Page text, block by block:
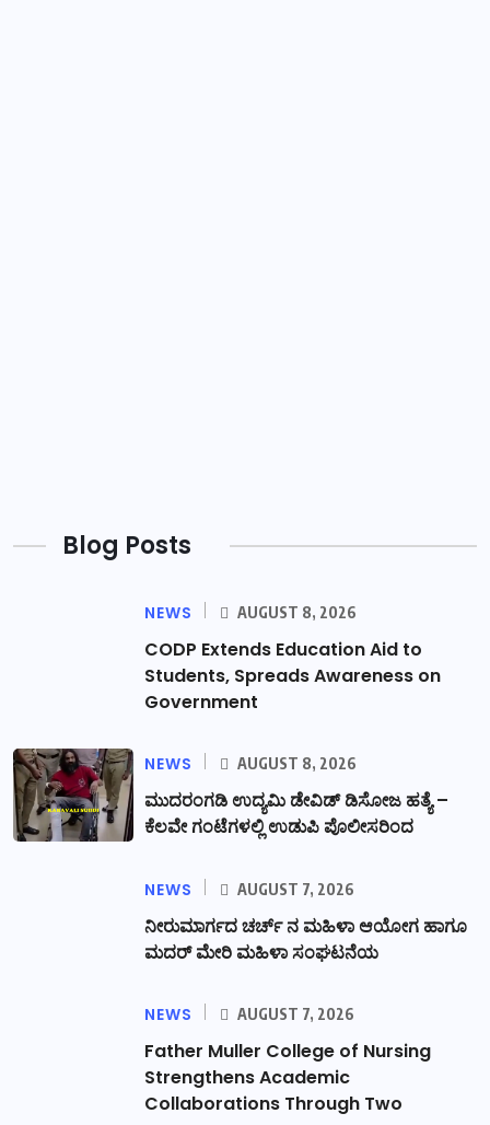
Blog Posts
NEWS AUGUST 8, 2026
CODP Extends Education Aid to
Students, Spreads Awareness on
Government
NEWS AUGUST 8, 2026
ಮುದರಂಗಡಿ ಉದ್ಯಮಿ ಡೇವಿಡ್ ಡಿಸೋಜ ಹತ್ಯೆ –
ಕೆಲವೇ ಗಂಟೆಗಳಲ್ಲಿ ಉಡುಪಿ ಪೊಲೀಸರಿಂದ
NEWS AUGUST 7, 2026
ನೀರುಮಾರ್ಗದ ಚರ್ಚ್ ನ ಮಹಿಳಾ ಆಯೋಗ ಹಾಗೂ
ಮದರ್ ಮೇರಿ ಮಹಿಳಾ ಸಂಘಟನೆಯ
NEWS AUGUST 7, 2026
Father Muller College of Nursing
Strengthens Academic
Collaborations Through Two